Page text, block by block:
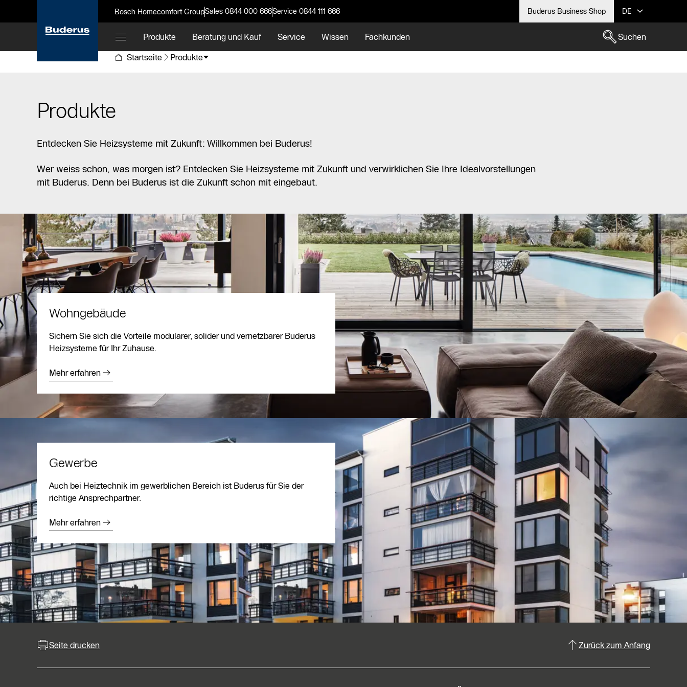
Bosch Homecomfort GroupSales 0844 000 666Service 0844 111 666 Buderus Business Shop DE
Produkte Beratung und Kauf Service Wissen Fachkunden
Suchen
Startseite
Produkte
Produkte
Entdecken Sie Heizsysteme mit Zukunft: Willkommen bei Buderus!
Wer weiss schon, was morgen ist? Entdecken Sie Heizsysteme mit Zukunft und verwirklichen Sie Ihre Idealvorstellungen
mit Buderus. Denn bei Buderus ist die Zukunft schon mit eingebaut.
Wohngebäude
Sichern Sie sich die Vorteile modularer, solider und vernetzbarer Buderus
Heizsysteme für Ihr Zuhause.
Mehr erfahren
Gewerbe
Auch bei Heiztechnik im gewerblichen Bereich ist Buderus für Sie der
richtige Ansprechpartner.
Mehr erfahren
Kostenloses
Angebot
anfordern
Kontakt Service
Heizungs-
Fachpartner
Suche
Kontaktformular
Seite drucken Zurück zum Anfang